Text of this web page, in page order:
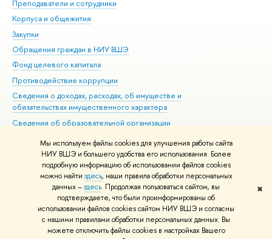
Мы используем файлы cookies для улучшения работы сайта
НИУ ВШЭ и большего удобства его использования. Более
подробную информацию об использовании файлов cookies
можно найти здесь, наши правила обработки персональных
данных –здесь. Продолжая пользоваться сайтом, вы
подтверждаете, что были проинформированы об
использовании файлов cookies сайтом НИУ ВШЭ и согласны
с нашими правилами обработки персональных данных. Вы
можете отключить файлы cookies в настройках Вашего
✖
Преподаватели и сотрудники
Корпуса и общежития
Закупки
Обращения граждан в НИУ ВШЭ
Фонд целевого капитала
Противодействие коррупции
Сведения о доходах, расходах, об имуществе и
обязательствах имущественного характера
Сведения об образовательной организации
Людям с ограниченными возможностями здоровья
Единая платежная страница
Работа в Вышке
© НИУ ВШЭ 1993–2026 Адреса и контакты Условия использования
материалов Политика конфиденциальности Карта сайта
Шрифты HSE Sans и HSE Slab разработаны вШколе дизайна НИУ ВШЭ